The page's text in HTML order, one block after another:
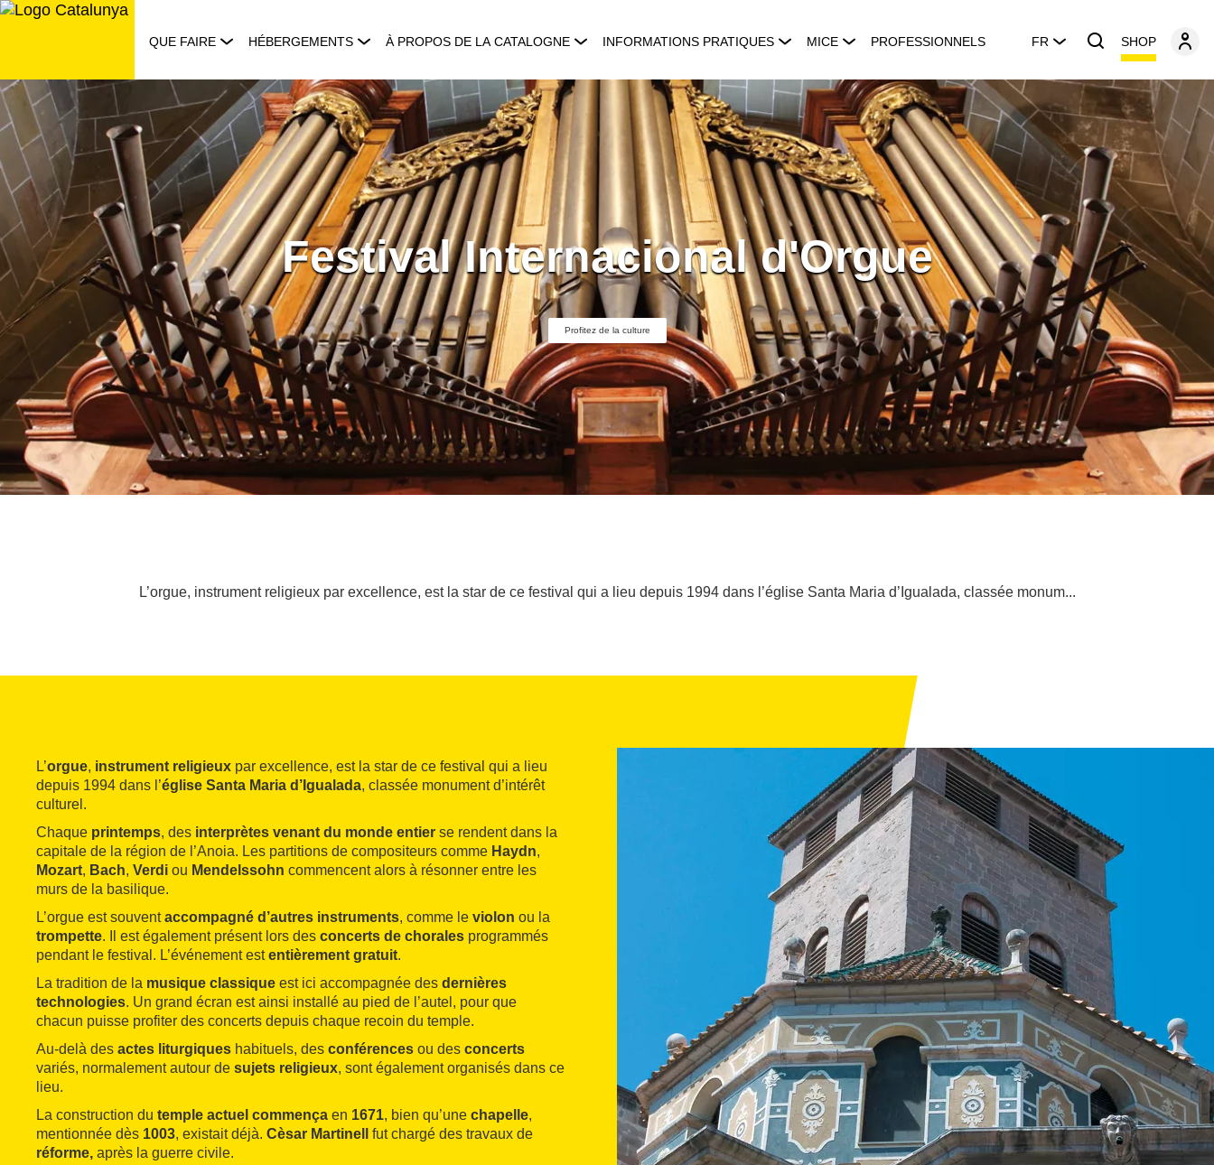
Aller
QUE FAIRE HÉBERGEMENTS À PROPOS DE LA CATALOGNE INFORMATIONS PRATIQUES MICE PROFESSIONNELS FR SHOP
Festival Internacional d'Orgue
Profitez de la culture
L’orgue, instrument religieux par excellence, est la star de ce festival qui a lieu depuis 1994 dans l’église Santa Maria d’Igualada, classée monum...
L’orgue, instrument religieux par excellence, est la star de ce festival qui a lieu
depuis 1994 dans l’église Santa Maria d’Igualada, classée monument d’intérêt
culturel.
Chaque printemps, des interprètes venant du monde entier se rendent dans la
capitale de la région de l’Anoia. Les partitions de compositeurs comme Haydn,
Mozart, Bach, Verdi ou Mendelssohn commencent alors à résonner entre les
murs de la basilique.
L’orgue est souventaccompagné d’autres instruments, comme le violon ou la
trompette. Il est également présent lors des concerts de chorales programmés
pendant le festival. L’événement estentièrement gratuit.
La tradition de la musique classique est ici accompagnée des dernières
technologies. Un grand écran est ainsi installé au pied de l’autel, pour que
chacun puisse profiter des concerts depuis chaque recoin du temple.
Au-delà des actes liturgiques habituels, des conférences ou des concerts
variés, normalement autour de sujets religieux, sont également organisés dans ce
lieu.
La construction du temple actuel commença en 1671, bien qu’une chapelle,
mentionnée dès 1003, existait déjà. Cèsar Martinell
fut chargé des travaux de
réforme, après la guerre civile.